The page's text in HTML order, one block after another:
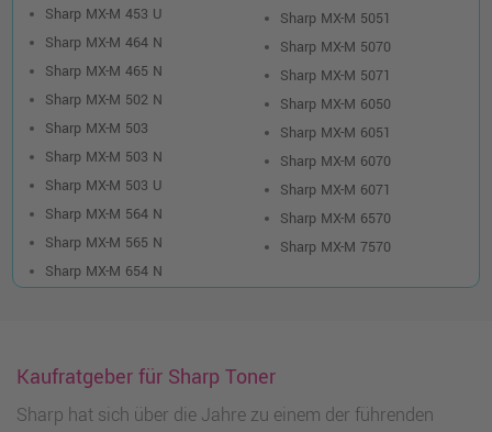
Sharp MX-M 453 U
Sharp MX-M 464 N
Sharp MX-M 465 N
Sharp MX-M 502 N
Sharp MX-M 503
Sharp MX-M 503 N
Sharp MX-M 503 U
Sharp MX-M 564 N
Sharp MX-M 565 N
Sharp MX-M 654 N
Sharp MX-M 5051
Sharp MX-M 5070
Sharp MX-M 5071
Sharp MX-M 6050
Sharp MX-M 6051
Sharp MX-M 6070
Sharp MX-M 6071
Sharp MX-M 6570
Sharp MX-M 7570
Kaufratgeber für Sharp Toner
Sharp hat sich über die Jahre zu einem der führenden